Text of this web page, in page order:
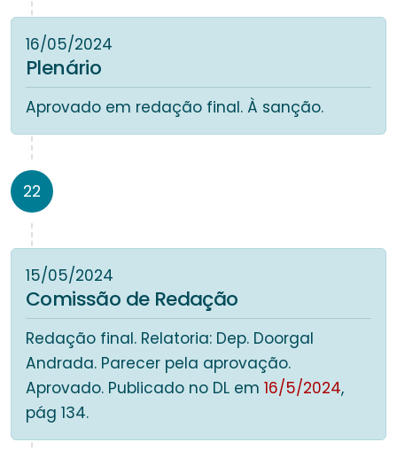
16/05/2024
Plenário
Aprovado em redação final. À sanção.
22
15/05/2024
Comissão de Redação
Redação final. Relatoria: Dep. Doorgal
Andrada. Parecer pela aprovação.
Aprovado. Publicado no DL em 16/5/2024,
pág 134.